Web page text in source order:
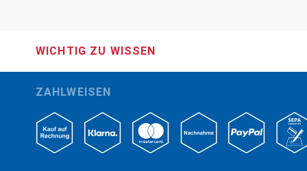
WICHTIG ZU WISSEN
ZAHLWEISEN